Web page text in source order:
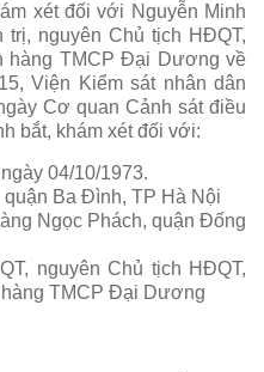
xét đối với Nguyễn Minh
nguyên Chủ tịch HĐQT,
hàng TMCP Đại Dương về
Viện Kiểm sát nhân dân
Cơ quan Cảnh sát điều
bắt, khám xét đối với:
04/10/1973.
Ba Đình, TP Hà Nội
Ngọc Phách, quận Đống
nguyên Chủ tịch HĐQT,
TMCP Đại Dương